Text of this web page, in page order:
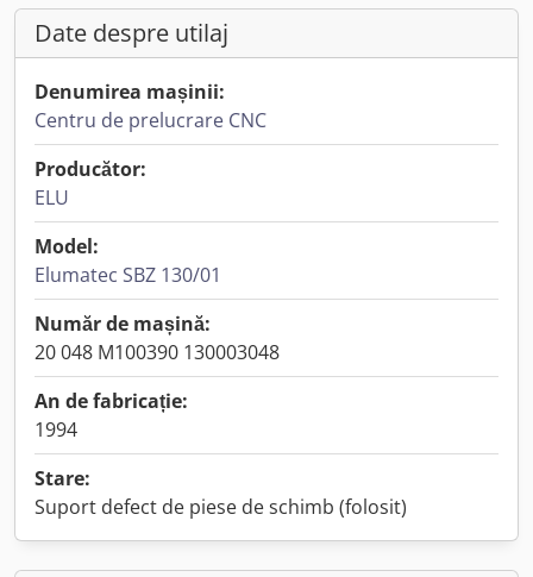
Date despre utilaj
Denumirea mașinii:
Centru de prelucrare CNC
Producător:
ELU
Model:
Elumatec SBZ 130/01
Număr de mașină:
20 048 M100390 130003048
An de fabricație:
1994
Stare:
Suport defect de piese de schimb (folosit)